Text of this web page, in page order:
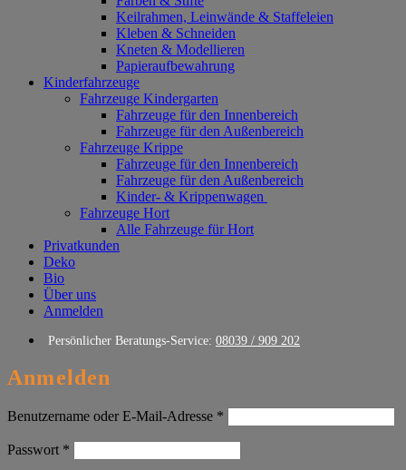
Keilrahmen, Leinwände & Staffeleien
Kleben & Schneiden
Kneten & Modellieren
Papieraufbewahrung
Kinderfahrzeuge
Fahrzeuge Kindergarten
Fahrzeuge für den Innenbereich
Fahrzeuge für den Außenbereich
Fahrzeuge Krippe
Fahrzeuge für den Innenbereich
Fahrzeuge für den Außenbereich
Kinder- & Krippenwagen
Fahrzeuge Hort
Alle Fahrzeuge für Hort
Privatkunden
Deko
Bio
Über uns
Anmelden
Persönlicher Beratungs-Service: 08039 / 909 202
Anmelden
Benutzername oder E-Mail-Adresse *
Passwort *